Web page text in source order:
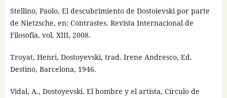
Stellino, Paolo, El descubrimiento de Dostoievski por parte
de Nietzsche, en: Contrastes. Revista Internacional de
Filosofía, vol. XIII, 2008.
Troyat, Henri, Dostoyevski, trad. Irene Andresco, Ed.
Destino, Barcelona, 1946.
Vidal, A., Dostoyevski. El hombre y el artista, Círculo de